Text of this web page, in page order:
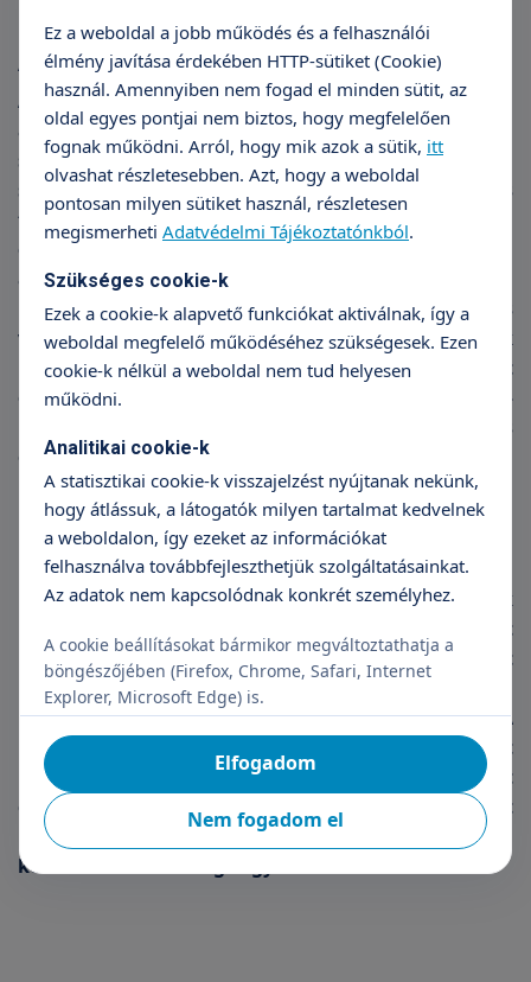
A beavatkozás
A fitymaszűkület oldása valójában a körülmetélés,
a fitymabőr eltávolítása. Előfordul, hogy elég csak a
szűkület megszűntetésére szorítkoznia a
sebésznek, illetve bizonyos esetekben a heges
terület plasztikai megoldása is lehetséges, ám
ennek bizonytalanabb az eredménye. A műtét rövid
altatásban történik. Műtét előtt emiatt találkozni
kell aneszteziológus szakorvossal, és bizonyos
vizsgálatokra is szükség lesz. A műtét napjának
reggelén alapos fürdés, hajmosás szükséges. Hat
órával a beavatkozás előtt már nem szabad enni –
inni. Egy kis vizet vagy teát négy órával az altatás
előtt még ihat a páciens.
Lábadozás
Műtét után ágyban kell maradnia a kis betegnek
néhány órán keresztül. Infúziót kap, majd ihat
némi folyadékot. A legtöbb fiúcska még a műtét
napján távozhat a kórházból, otthon sétálhat,
nyugodt játékokat játszhat, de nem szaladgálhat. A
műtétet követő naptól ehet szabadon. Egy-két hét
pihenő után közösségbe mehet, intenzív mozgást
csak egy hónappal a műtét után végezhet. A műtét
után, panaszok esetén haladéktalanul fel kell
keresni a műtétet végző gyermeksebészt!
Ez a weboldal a jobb működés és a felhasználói
élmény javítása érdekében HTTP-sütiket (Cookie)
használ. Amennyiben nem fogad el minden sütit, az
oldal egyes pontjai nem biztos, hogy megfelelően
fognak működni. Arról, hogy mik azok a sütik, itt
olvashat részletesebben. Azt, hogy a weboldal
pontosan milyen sütiket használ, részletesen
megismerheti Adatvédelmi Tájékoztatónkból.
Szükséges cookie-k
Ezek a cookie-k alapvető funkciókat aktiválnak, így a
weboldal megfelelő működéséhez szükségesek. Ezen
cookie-k nélkül a weboldal nem tud helyesen
működni.
Analitikai cookie-k
A statisztikai cookie-k visszajelzést nyújtanak nekünk,
hogy átlássuk, a látogatók milyen tartalmat kedvelnek
a weboldalon, így ezeket az információkat
felhasználva továbbfejleszthetjük szolgáltatásainkat.
Az adatok nem kapcsolódnak konkrét személyhez.
A cookie beállításokat bármikor megváltoztathatja a
böngészőjében (Firefox, Chrome, Safari, Internet
Explorer, Microsoft Edge) is.
Nem fogadom el
Elfogadom